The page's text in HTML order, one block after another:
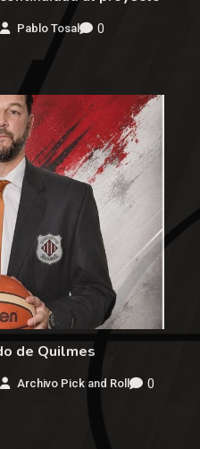
Pablo Tosal 0
de Quilmes
Archivo Pick and Roll 0